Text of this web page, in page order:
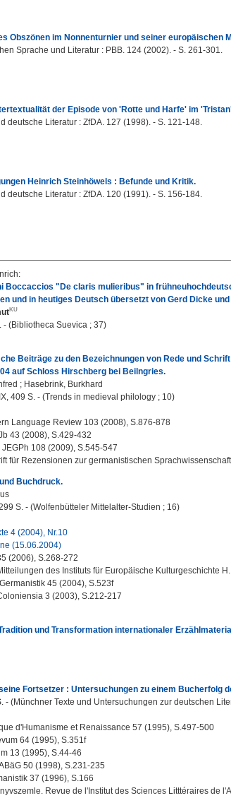
Obszönen im Nonnenturnier und seiner europäischen
Sprache und Literatur : PBB. 124 (2002). - S. 261-301.
der Episode von 'Rotte und Harfe' im
deutsche Literatur : ZfDA. 127 (1998). - S. 121-148.
Heinrich Steinhöwels : Befunde und Kritik.
deutsche Literatur : ZfDA. 120 (1991). - S. 156-184.
:
Boccaccios "De claris mulieribus" in
und in heutiges Deutsch übersetzt von Gerd Dicke
- (Bibliotheca Suevica ; 37)
Beiträge zu den Bezeichnungen von Rede und
auf Schloss Hirschberg bei Beilngries.
; Hasebrink, Burkhard
409 S. - (Trends in medieval philology ; 10)
Language Review 103 (2008), S.876-878
43 (2008), S.429-432
108 (2009), S.545-547
für Rezensionen zur germanistischen
Buchdruck.
S. - (Wolfenbütteler Mittelalter-Studien ; 16)
4 (2004), Nr.10
(15.06.2004)
(2006), S.268-272
des Instituts für Europäische Kulturgeschichte
45 (2004), S.523f
3 (2003), S.212-217
und Transformation internationaler
Fortsetzer : Untersuchungen zu einem Bucherfolg
- (Münchner Texte und Untersuchungen zur deutschen
d'Humanisme et Renaissance 57 (1995), S.497-500
64 (1995), S.351f
13 (1995), S.44-46
50 (1998), S.231-235
37 (1996), S.166
Revue de l'Institut des Sciences Litttéraires de